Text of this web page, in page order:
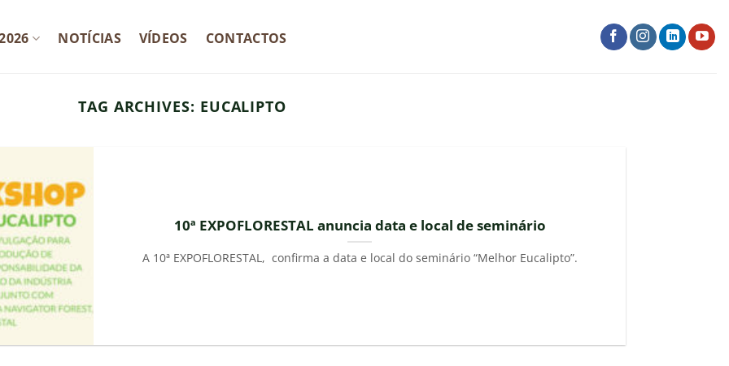
NOTÍCIAS VÍDEOS CONTACTOS
TAG ARCHIVES: EUCALIPTO
10ª EXPOFLORESTAL anuncia data e local de seminário
A 10ª EXPOFLORESTAL, confirma a data e local do seminário “Melhor Eucalipto”.